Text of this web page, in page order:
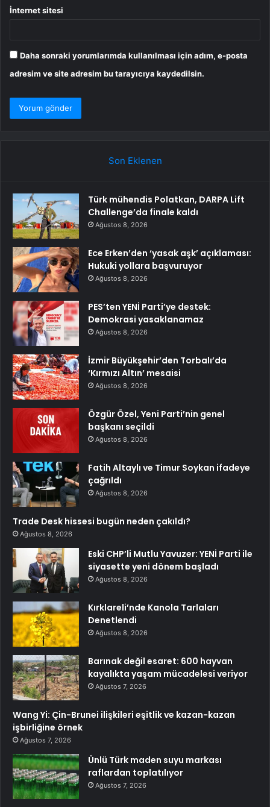
İnternet sitesi
Daha sonraki yorumlarımda kullanılması için adım, e-posta
adresim ve site adresim bu tarayıcıya kaydedilsin.
Son Eklenen
Türk mühendis Polatkan, DARPA Lift
Challenge’da finale kaldı
Ağustos 8, 2026
Ece Erken’den ‘yasak aşk’ açıklaması:
Hukuki yollara başvuruyor
Ağustos 8, 2026
PES’ten YENİ Parti’ye destek:
Demokrasi yasaklanamaz
Ağustos 8, 2026
İzmir Büyükşehir’den Torbalı’da
‘Kırmızı Altın’ mesaisi
Ağustos 8, 2026
Özgür Özel, Yeni Parti’nin genel
başkanı seçildi
Ağustos 8, 2026
Fatih Altaylı ve Timur Soykan ifadeye
çağrıldı
Ağustos 8, 2026
Trade Desk hissesi bugün neden çakıldı?
Ağustos 8, 2026
Eski CHP’li Mutlu Yavuzer: YENİ Parti ile
siyasette yeni dönem başladı
Ağustos 8, 2026
Kırklareli’nde Kanola Tarlaları
Denetlendi
Ağustos 8, 2026
Barınak değil esaret: 600 hayvan
kayalıkta yaşam mücadelesi veriyor
Ağustos 7, 2026
Wang Yi: Çin-Brunei ilişkileri eşitlik ve kazan-kazan
işbirliğine örnek
Ağustos 7, 2026
Ünlü Türk maden suyu markası
raflardan toplatılıyor
Ağustos 7, 2026